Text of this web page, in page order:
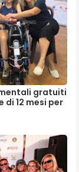
gratuiti
12 mesi per